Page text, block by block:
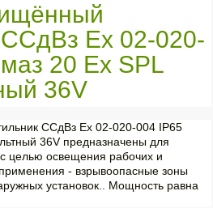
ССдВз Ех 02-020-
20 Ех SPL
36V
ССдВз Ех 02-020-004 IP65
36V предназначены для
целью освещения рабочих и
- взрывоопасные зоны
установок.. Мощность равна